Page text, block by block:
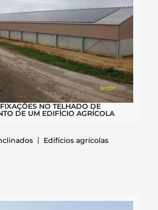
NO TELHADO DE
DE UM EDIFÍCIO AGRÍCOLA
Edifícios agrícolas